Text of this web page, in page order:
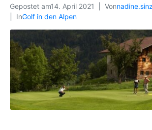
Gepostet am14. April 2021 Von
InGolf in den Alpen